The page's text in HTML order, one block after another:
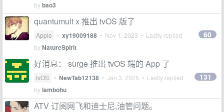
bybao3
quantumult x 推出 tvOS 版了
Apple • xy19009188 • Nov 1, 2023 • Lastly replied
byNatureSpirit
60
好消息： surge 推出 tvOS 端的 App 了
tvOS • NewTab12138 • Jan 3, 2025 • Lastly replied
bylambohu
131
ATV 订阅网飞和迪士尼,油管问题。